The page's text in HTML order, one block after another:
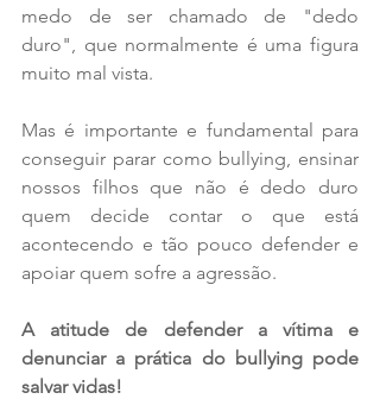
medo de ser chamado de "dedo
duro", que normalmente é uma figura
muito mal vista.
Mas é importante e fundamental para
conseguir parar como bullying, ensinar
nossos filhos que não é dedo duro
quem decide contar o que está
acontecendo e tão pouco defender e
apoiar quem sofre a agressão.
A atitude de defender a vítima e
denunciar a prática do bullying pode
salvar vidas!